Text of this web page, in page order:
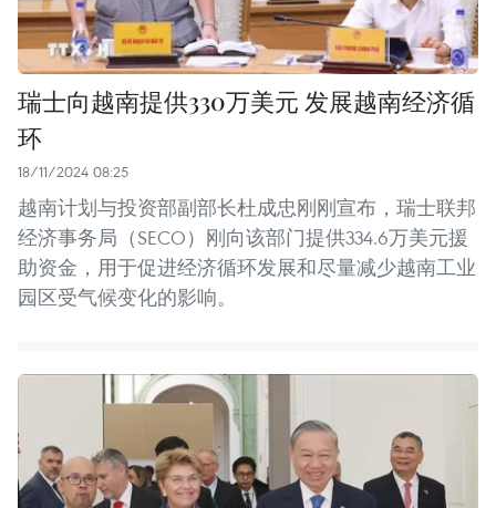
瑞士向越南提供330万美元 发展越南经济循
环
18/11/2024 08:25
越南计划与投资部副部长杜成忠刚刚宣布，瑞士联邦
经济事务局（SECO）刚向该部门提供334.6万美元援
助资金，用于促进经济循环发展和尽量减少越南工业
园区受气候变化的影响。